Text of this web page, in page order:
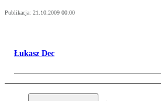
Publikacja: 21.10.2009 00:00
Łukasz Dec